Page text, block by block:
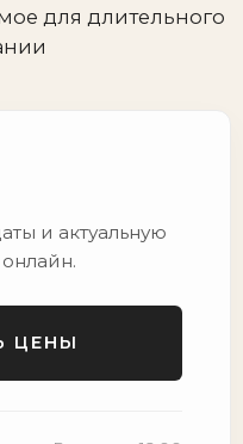
для длительного
и актуальную
ЦЕНЫ